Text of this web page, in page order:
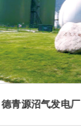
德青源沼气发电厂